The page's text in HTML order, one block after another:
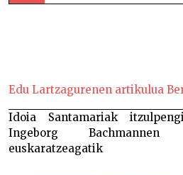
Edu Lartzagurenen artikulua
Idoia Santamariak
Ingeborg Bachmannen
euskaratzeagatik